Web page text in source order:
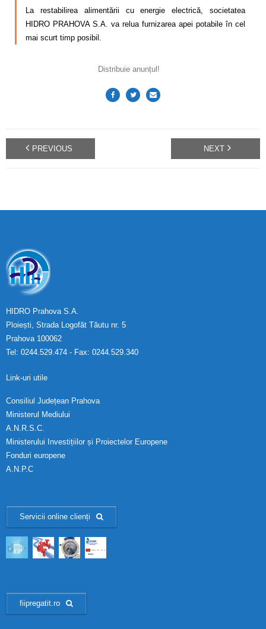
La restabilirea alimentării cu energie electrică, societatea
HIDRO PRAHOVA S.A. va relua furnizarea apei potabile în cel
mai scurt timp posibil.
Distribuie anunțul!
PREVIOUS NEXT
HIDRO Prahova S.A.
Ploiești, Strada Logofăt Tăutu nr. 5
Prahova 100062
Tel: 0244.529.474 - Fax: 0244.529.340
Link-uri utile
Consiliul Județean Prahova
Ministerul Mediului
A.N.R.S.C.
Ministerului Investițiilor și Proiectelor Europene
Fonduri europene
A.N.P.C
Servicii online clienți
fiipregatit.ro